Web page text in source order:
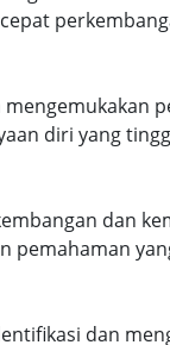
diri yang
dan
dan